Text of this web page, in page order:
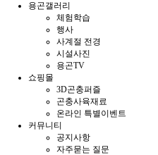
용곤갤러리
체험학습
행사
사계절 전경
시설사진
용곤TV
쇼핑몰
3D곤충퍼즐
곤충사육재료
온라인 특별이벤트
커뮤니티
공지사항
자주묻는 질문